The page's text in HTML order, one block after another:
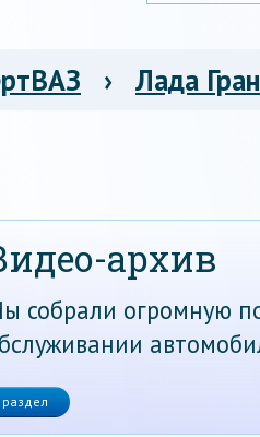
› Лада
архив
собрали огромную